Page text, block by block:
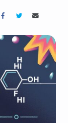
dans le
pourrait […]